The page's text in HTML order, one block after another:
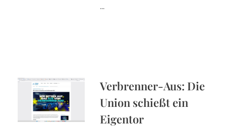
...
Verbrenner-Aus: Die
Union schießt ein
Eigentor